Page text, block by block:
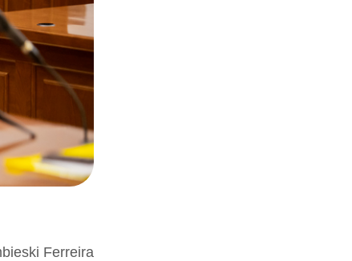
Ferreira